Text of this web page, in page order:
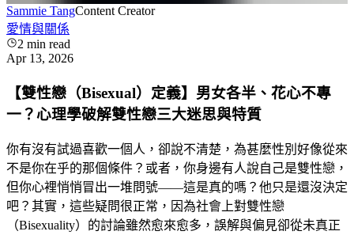
Sammie TangContent Creator
愛情與關係
2 min read
Apr 13, 2026
【雙性戀（Bisexual）定義】男女各半、花心不專
一？心理學破解雙性戀三大迷思與特質
你有沒有試過喜歡一個人，卻說不清楚，為甚麼性別好像從來
不是你在乎的那個條件？或者，你身邊有人說自己是雙性戀，
但你心裡悄悄冒出一堆問號——這是真的嗎？他只是還沒決定
吧？其實，這些疑問很正常，因為社會上對雙性戀
（Bisexuality）的討論雖然愈來愈多，誤解與偏見卻從未真正